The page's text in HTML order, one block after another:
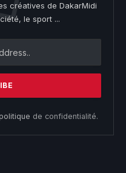
créatives de DakarMidi
le sport ...
de confidentialité.